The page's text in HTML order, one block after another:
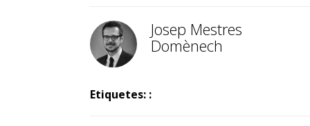
Josep Mestres
Domènech
Etiquetes: